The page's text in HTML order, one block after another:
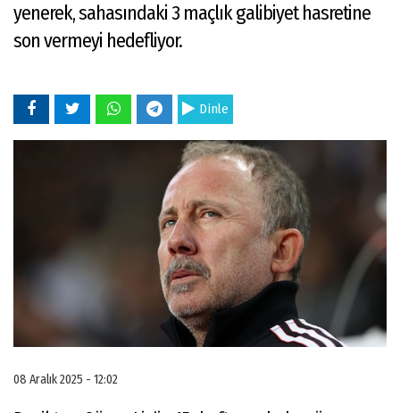
yenerek, sahasındaki 3 maçlık galibiyet hasretine
son vermeyi hedefliyor.
Dinle
08 Aralık 2025 - 12:02